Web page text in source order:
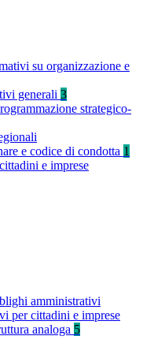
su organizzazione e
generali 3
strategico-
e codice di condotta 1
e imprese
amministrativi
per cittadini e imprese
analoga 5